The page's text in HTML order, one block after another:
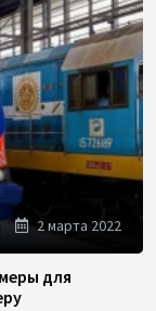
2 марта 2022
для